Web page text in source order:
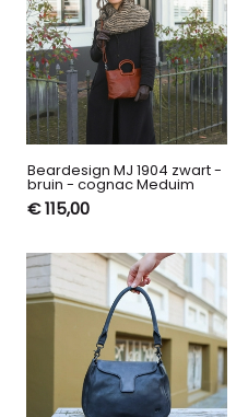
Beardesign MJ 1904 zwart -
bruin - cognac Meduim
€ 115,00